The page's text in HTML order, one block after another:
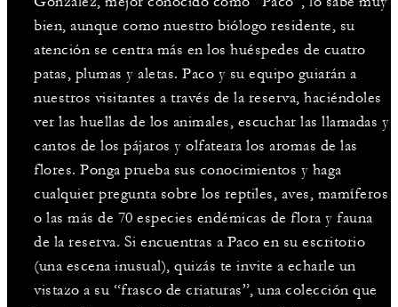
bien, aunque como nuestro biólogo residente, su
atención se centra más en los huéspedes de cuatro
patas, plumas y aletas. Paco y su equipo guiarán a
nuestros visitantes a través de la reserva, haciéndoles
ver las huellas de los animales, escuchar las llamadas y
cantos de los pájaros y olfateara los aromas de las
flores. Ponga prueba sus conocimientos y haga
cualquier pregunta sobre los reptiles, aves, mamíferos
o las más de 70 especies endémicas de flora y fauna
de la reserva. Si encuentras a Paco en su escritorio
(una escena inusual), quizás te invite a echarle un
vistazo a su “frasco de criaturas”, una colección que